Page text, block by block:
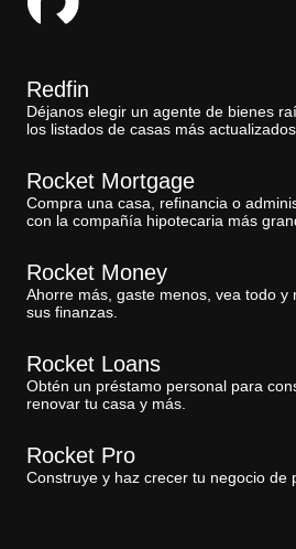
Redfin
Déjanos elegir un agente de bienes
los listados de casas más
Rocket Mortgage
Compra una casa, refinancia o
con la compañía hipotecaria más
Rocket Money
Ahorre más, gaste menos, vea todo y
sus finanzas.
Rocket Loans
Obtén un préstamo personal para
renovar tu casa y más.
Rocket Pro
Construye y haz crecer tu negocio de